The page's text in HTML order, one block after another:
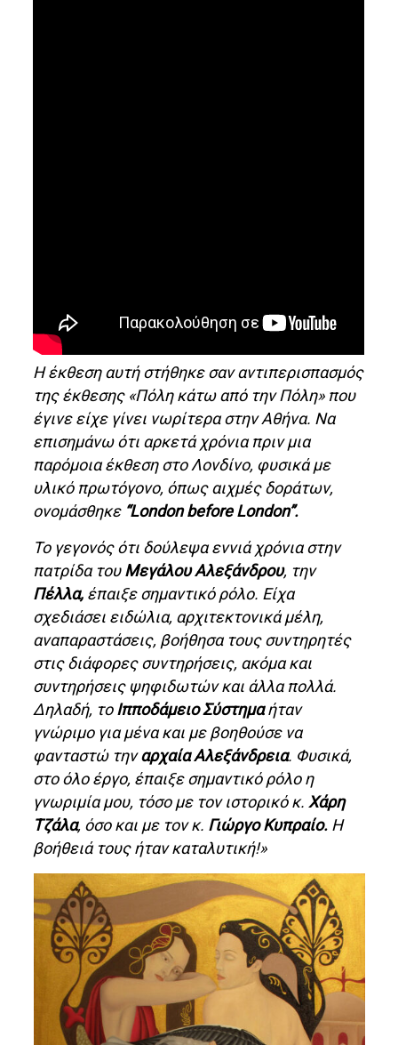
Η έκθεση αυτή στήθηκε σαν αντιπερισπασμός
της έκθεσης «Πόλη κάτω από την Πόλη» που
έγινε είχε γίνει νωρίτερα στην Αθήνα. Να
επισημάνω ότι αρκετά χρόνια πριν μια
παρόμοια έκθεση στο Λονδίνο, φυσικά με
υλικό πρωτόγονο, όπως αιχμές δοράτων,
ονομάσθηκε “Londonbefore London”.
Το γεγονός ότι δούλεψα εννιά χρόνια στην
πατρίδα τουΜεγάλου Αλεξάνδρου, την
Πέλλα, έπαιξε σημαντικό ρόλο. Είχα
σχεδιάσει ειδώλια, αρχιτεκτονικά μέλη,
αναπαραστάσεις, βοήθησα τους συντηρητές
στις διάφορες συντηρήσεις, ακόμα και
συντηρήσεις ψηφιδωτών και άλλα πολλά.
Δηλαδή, τοΙπποδάμειο Σύστημαήταν
γνώριμο για μένα και με βοηθούσε να
φανταστώ τηναρχαία Αλεξάνδρεια. Φυσικά,
στο όλο έργο, έπαιξε σημαντικό ρόλο η
γνωριμία μου, τόσο με τον ιστορικό κ. Χάρη
Τζάλα, όσο και με τον κ. Γιώργο Κυπραίο. Η
βοήθειά τους ήταν καταλυτική!»